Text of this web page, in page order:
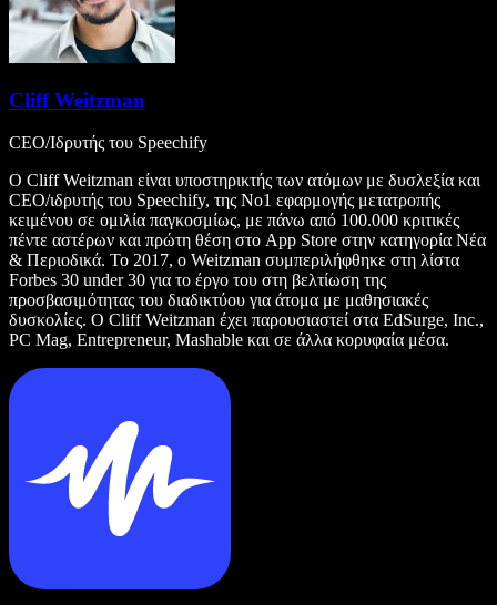
Cliff Weitzman
CEO/Ιδρυτής του Speechify
Ο Cliff Weitzman είναι υποστηρικτής των ατόμων με δυσλεξία και
CEO/ιδρυτής του Speechify, της Νο1 εφαρμογής μετατροπής
κειμένου σε ομιλία παγκοσμίως, με πάνω από 100.000 κριτικές
πέντε αστέρων και πρώτη θέση στο App Store στην κατηγορία Νέα
& Περιοδικά. Το 2017, ο Weitzman συμπεριλήφθηκε στη λίστα
Forbes 30 under 30 για το έργο του στη βελτίωση της
προσβασιμότητας του διαδικτύου για άτομα με μαθησιακές
δυσκολίες. Ο Cliff Weitzman έχει παρουσιαστεί στα EdSurge, Inc.,
PC Mag, Entrepreneur, Mashable και σε άλλα κορυφαία μέσα.